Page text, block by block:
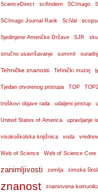
ScienceDirect scifindern SCImago
SCImago Journal Rank SciVal
Sjedinjene Američke Države SJR
stručno usavršavanje summit
Tehničke znanosti Tehnički muzej
Tjedan otvorenog pristupa TOP
troškovi objave rada udaljeni pristup
United States of America upravljanje
visokoškolska knjižnica voda
Web of Science Web of Science Core
zanimljivosti zemlja zimska
znanost znanstvena